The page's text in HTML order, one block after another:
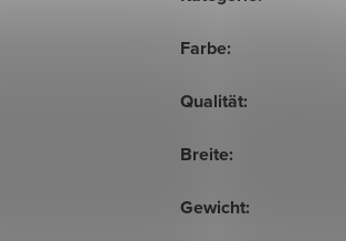
Farbe:
Qualität:
Breite:
Gewicht: